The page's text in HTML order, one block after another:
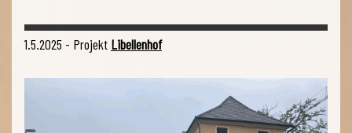
1.5.2025 - Projekt Libellenhof